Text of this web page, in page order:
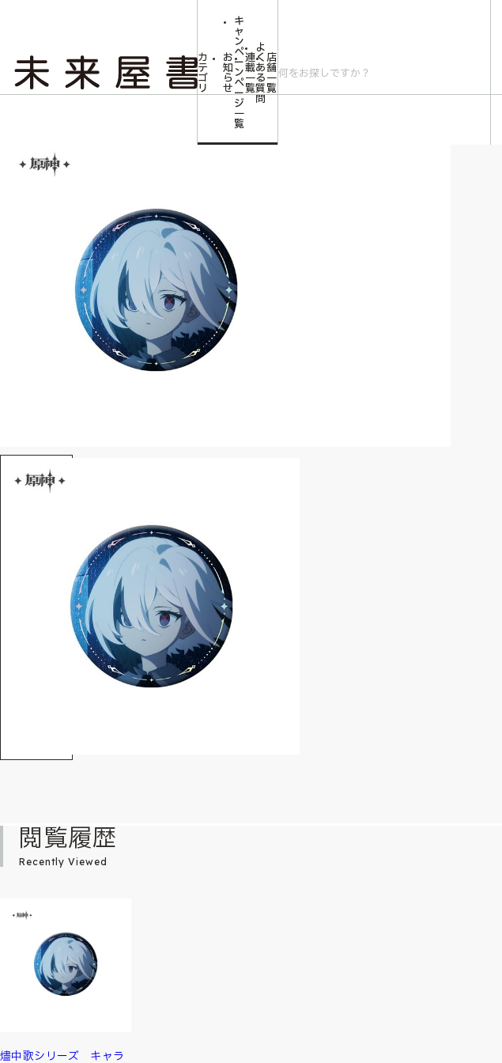
カ
テ
ゴ
リ
お
知
ら
せ
キ
ャ
ン
ペ
ー
ン
ペ
ー
ジ
一
覧
連
載
一
覧
よ
く
あ
る
質
問
店
舗
一
覧
燼中歌シリーズ キャラクター缶バッジデザインＢ
閲覧履歴
Recently Viewed
燼中歌シリーズ キャラ